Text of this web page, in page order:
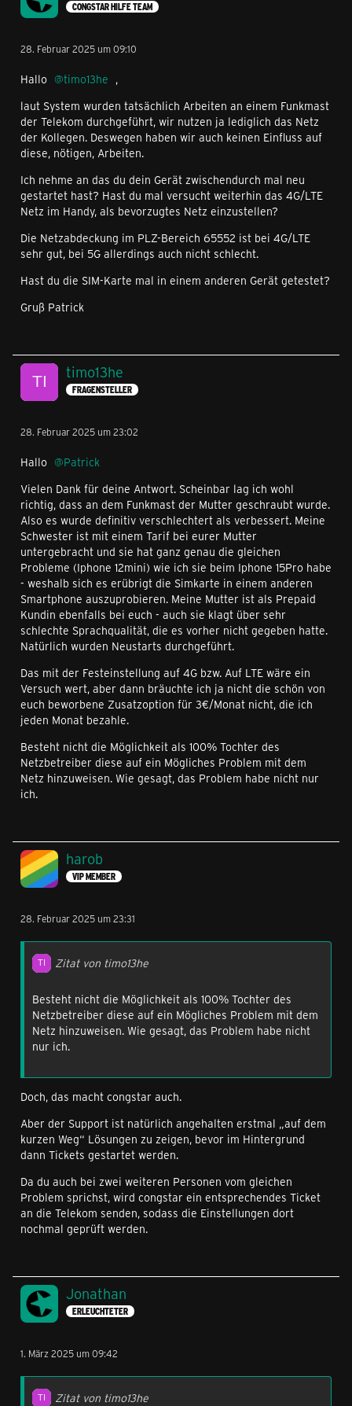
CONGSTAR HILFE TEAM
28. Februar 2025 um 09:10
Hallo timo13he ,
laut System wurden tatsächlich Arbeiten an einem Funkmast
der Telekom durchgeführt, wir nutzen ja lediglich das Netz
der Kollegen. Deswegen haben wir auch keinen Einfluss auf
diese, nötigen, Arbeiten.
Ich nehme an das du dein Gerät zwischendurch mal neu
gestartet hast? Hast du mal versucht weiterhin das 4G/LTE
Netz im Handy, als bevorzugtes Netz einzustellen?
Die Netzabdeckung im PLZ-Bereich 65552 ist bei 4G/LTE
sehr gut, bei 5G allerdings auch nicht schlecht.
Hast du die SIM-Karte mal in einem anderen Gerät getestet?
Gruß Patrick
timo13he
FRAGENSTELLER
28. Februar 2025 um 23:02
Hallo
Patrick
Vielen Dank für deine Antwort. Scheinbar lag ich wohl
richtig, dass an dem Funkmast der Mutter geschraubt wurde.
Also es wurde definitiv verschlechtert als verbessert. Meine
Schwester ist mit einem Tarif bei eurer Mutter
untergebracht und sie hat ganz genau die gleichen
Probleme (Iphone 12mini) wie ich sie beim Iphone 15Pro habe
- weshalb sich es erübrigt die Simkarte in einem anderen
Smartphone auszuprobieren. Meine Mutter ist als Prepaid
Kundin ebenfalls bei euch - auch sie klagt über sehr
schlechte Sprachqualität, die es vorher nicht gegeben hatte.
Natürlich wurden Neustarts durchgeführt.
Das mit der Festeinstellung auf 4G bzw. Auf LTE wäre ein
Versuch wert, aber dann bräuchte ich ja nicht die schön von
euch beworbene Zusatzoption für 3€/Monat nicht, die ich
jeden Monat bezahle.
Besteht nicht die Möglichkeit als 100% Tochter des
Netzbetreiber diese auf ein Mögliches Problem mit dem
Netz hinzuweisen. Wie gesagt, das Problem habe nicht nur
ich.
harob
VIP MEMBER
28. Februar 2025 um 23:31
Zitat von timo13he
Besteht nicht die Möglichkeit als 100% Tochter des
Netzbetreiber diese auf ein Mögliches Problem mit dem
Netz hinzuweisen. Wie gesagt, das Problem habe nicht
nur ich.
Doch, das macht congstar auch.
Aber der Support ist natürlich angehalten erstmal „auf dem
kurzen Weg“ Lösungen zu zeigen, bevor im Hintergrund
dann Tickets gestartet werden.
Da du auch bei zwei weiteren Personen vom gleichen
Problem sprichst, wird congstar ein entsprechendes Ticket
an die Telekom senden, sodass die Einstellungen dort
nochmal geprüft werden.
Jonathan
ERLEUCHTETER
1. März 2025 um 09:42
Zitat von timo13he